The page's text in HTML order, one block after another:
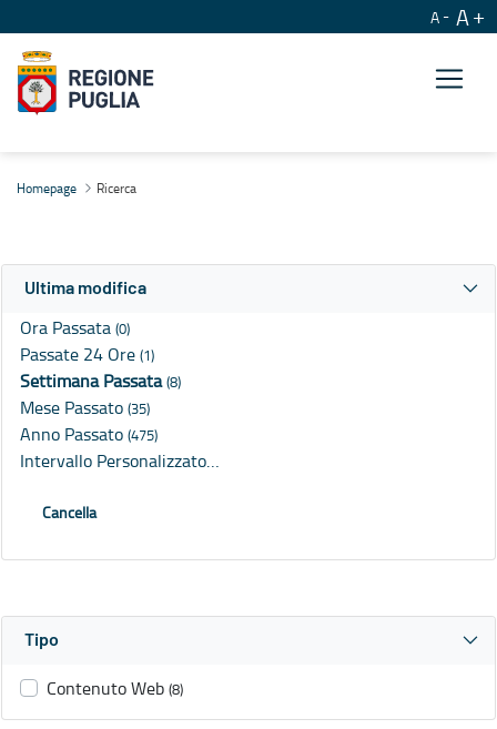
A A
Homepage Ricerca
Ultima modifica
Ora Passata (0)
Passate 24 Ore (1)
Settimana Passata(8)
Mese Passato (35)
Anno Passato (475)
Intervallo Personalizzato…
Cancella
Tipo
Contenuto Web (8)